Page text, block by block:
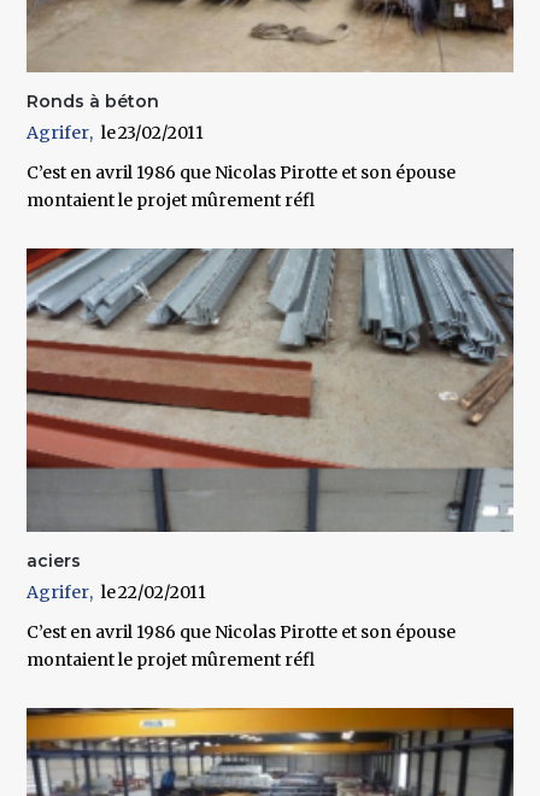
Ronds à béton
Agrifer
23/02/2011
C’est en avril 1986 que Nicolas Pirotte et son épouse
montaient le projet mûrement réfl
aciers
Agrifer
22/02/2011
C’est en avril 1986 que Nicolas Pirotte et son épouse
montaient le projet mûrement réfl